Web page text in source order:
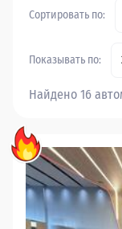
Сортировать по:
Показывать по:
Найдено 16